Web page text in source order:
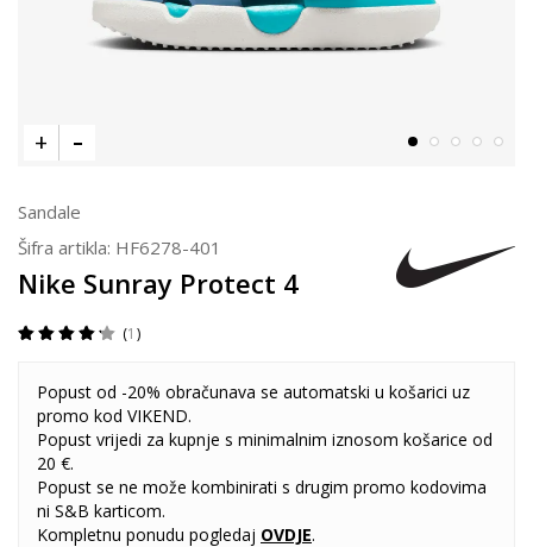
Sandale
Šifra artikla: HF6278-401
Nike Sunray Protect 4
1
Popust od -20% obračunava se automatski u košarici uz
promo kod VIKEND.
Popust vrijedi za kupnje s minimalnim iznosom košarice od
20 €.
Popust se ne može kombinirati s drugim promo kodovima
ni S&B karticom.
Kompletnu ponudu pogledaj OVDJE.